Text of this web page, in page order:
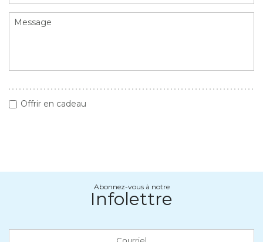
Offrir en cadeau
Abonnez-vous à notre
Infolettre